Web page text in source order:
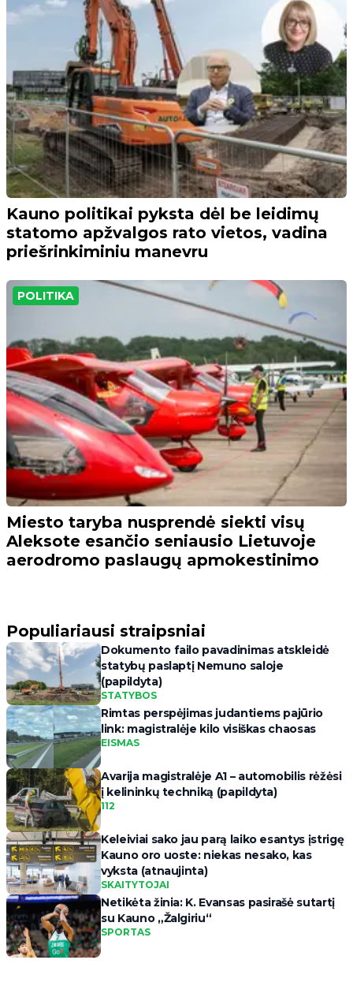
Kauno politikai pyksta dėl be leidimų
statomo apžvalgos rato vietos, vadina
priešrinkiminiu manevru
POLITIKA
Miesto taryba nusprendė siekti visų
Aleksote esančio seniausio Lietuvoje
aerodromo paslaugų apmokestinimo
Populiariausi straipsniai
Dokumento failo pavadinimas atskleidė
statybų paslaptį Nemuno saloje
(papildyta)
STATYBOS
Rimtas perspėjimas judantiems pajūrio
link: magistralėje kilo visiškas chaosas
EISMAS
Avarija magistralėje A1 – automobilis rėžėsi
į kelininkų techniką (papildyta)
112
Keleiviai sako jau parą laiko esantys įstrigę
Kauno oro uoste: niekas nesako, kas
vyksta (atnaujinta)
SKAITYTOJAI
Netikėta žinia: K. Evansas pasirašė sutartį
su Kauno „Žalgiriu“
SPORTAS